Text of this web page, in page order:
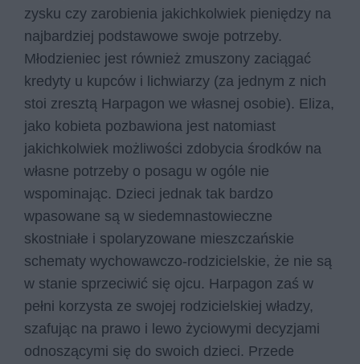
zysku czy zarobienia jakichkolwiek pieniędzy na
najbardziej podstawowe swoje potrzeby.
Młodzieniec jest również zmuszony zaciągać
kredyty u kupców i lichwiarzy (za jednym z nich
stoi zresztą Harpagon we własnej osobie). Eliza,
jako kobieta pozbawiona jest natomiast
jakichkolwiek możliwości zdobycia środków na
własne potrzeby o posagu w ogóle nie
wspominając. Dzieci jednak tak bardzo
wpasowane są w siedemnastowieczne
skostniałe i spolaryzowane mieszczańskie
schematy wychowawczo-rodzicielskie, że nie są
w stanie sprzeciwić się ojcu. Harpagon zaś w
pełni korzysta ze swojej rodzicielskiej władzy,
szafując na prawo i lewo życiowymi decyzjami
odnoszącymi się do swoich dzieci. Przede